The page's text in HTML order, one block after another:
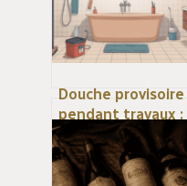
Douche provisoire
pendant travaux :
solutions pratiques
et obligations à
connaître